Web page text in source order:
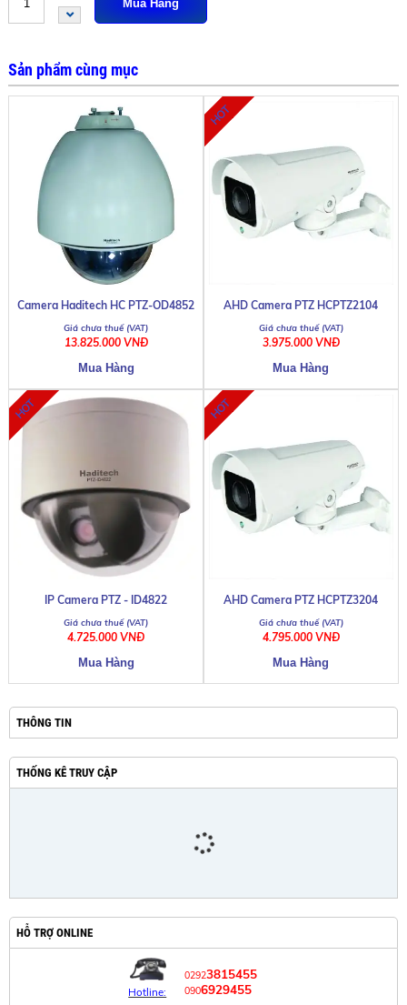
Sản phẩm cùng mục
Camera Haditech HC PTZ-OD4852
13.825.000 VNĐ
AHD Camera PTZ HCPTZ2104
3.975.000 VNĐ
IP Camera PTZ - ID4822
4.725.000 VNĐ
AHD Camera PTZ HCPTZ3204
4.795.000 VNĐ
THÔNG TIN
THỐNG KÊ TRUY CẬP
HỖ TRỢ ONLINE
Hotline:
02923815455
0906929455